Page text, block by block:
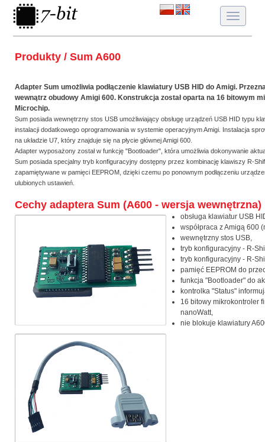
Toggle
Produkty / Sum A600
Adapter Sum umożliwia podłączenie klawiatury USB HID do Amigi.
wewnątrz obudowy Amigi 600. Konstrukcja został oparta na 16 bitowym
Microchip.
Sum posiada wewnętrzny stos USB umożliwiający obsługę urządzeń USB HID typu
instalacji dodatkowego oprogramowania w systemie operacyjnym Amigi. Instalacja
na układzie U7, który znajduje się na płycie głównej Amigi 600.
Adapter wyposażony został w funkcję "Bootloader", która umożliwia dokonywanie
Sum posiada specjalny tryb konfiguracyjny dostępny przez kombinację klawiszy R-
zapamiętywane w pamięci EEPROM, dzięki czemu po ponownym podłączeniu
ulubionych ustawień.
Cechy adaptera Sum (A600 - wersja wewnętrzna)
obsługa klawiatur USB
współpraca z Amigą 600
wewnętrzny stos USB,
tryb konfiguracyjny - R-
tryb konfiguracyjny - R-
pamięć EEPROM do
funkcja "Bootloader" do
kontrolka "Status"
16 bitowy mikrokontroler
nanoWatt,
nie blokuje klawiatury